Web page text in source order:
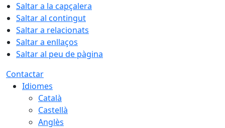
Saltar a la capçalera
Saltar al contingut
Saltar a relacionats
Saltar a enllaços
Saltar al peu de pàgina
Contactar
Idiomes
Català
Castellà
Anglès